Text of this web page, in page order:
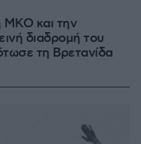
ΜΚΟ και την
διαδρομή του
τη Βρετανίδα